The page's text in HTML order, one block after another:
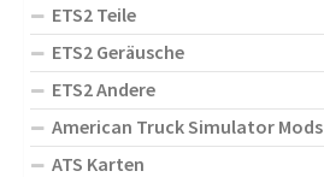
ETS2 Teile
ETS2 Geräusche
ETS2 Andere
American Truck Simulator Mods
ATS Karten